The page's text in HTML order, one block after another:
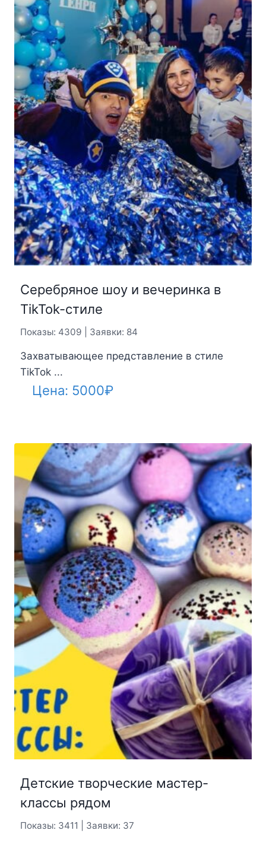
Серебряное шоу и вечеринка в
TikTok-стиле
Показы: 4309 | Заявки: 84
Захватывающее представление в стиле
TikTok ...
Цена: 5000₽
Детские творческие мастер-
классы рядом
Показы: 3411 | Заявки: 37